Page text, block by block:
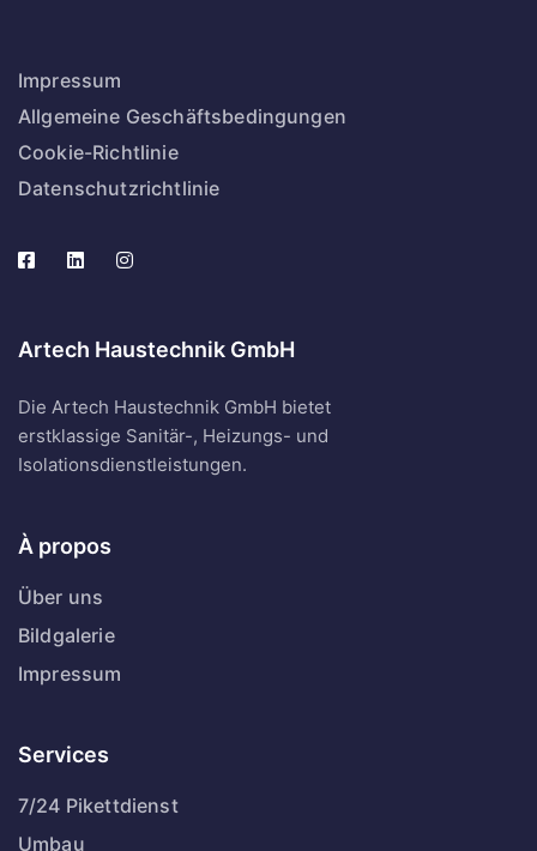
Impressum
Allgemeine Geschäftsbedingungen
Cookie-Richtlinie
Datenschutzrichtlinie
Artech Haustechnik GmbH
Die Artech Haustechnik GmbH bietet
erstklassige Sanitär-, Heizungs- und
Isolationsdienstleistungen.
À propos
Über uns
Bildgalerie
Impressum
Services
7/24 Pikettdienst
Umbau